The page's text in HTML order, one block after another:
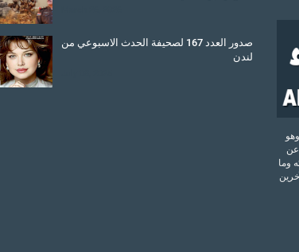
وهو
عن
وما
صدور العدد 167 لصحيفة الحدث الاسبوعي من
لندن